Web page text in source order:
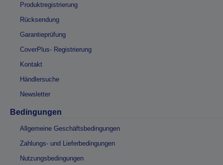
Produktregistrierung
Rücksendung
Garantieprüfung
CoverPlus- Registrierung
Kontakt
Händlersuche
Newsletter
Bedingungen
Allgemeine Geschäftsbedingungen
Zahlungs- und Lieferbedingungen
Nutzungsbedingungen